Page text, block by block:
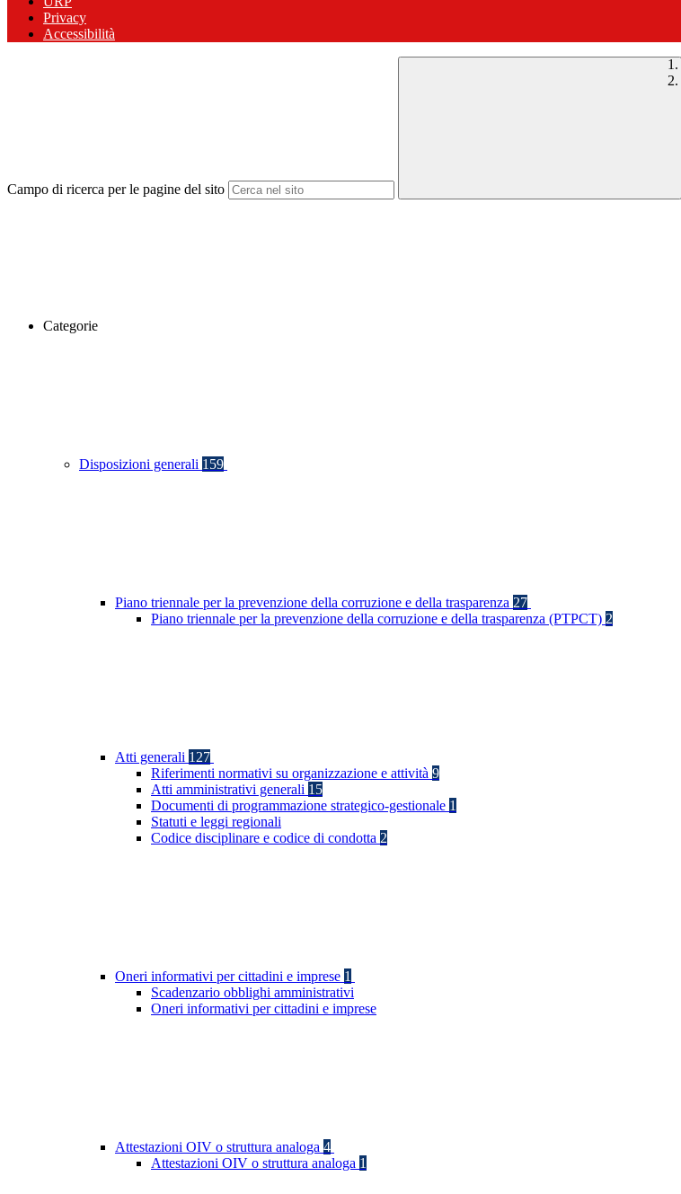
Privacy
Accessibilità
Campo di ricerca per le pagine del sito
Categorie
Disposizioni generali 159
Piano triennale per la prevenzione della corruzione e della trasparenza 27
Piano triennale per la prevenzione della corruzione e della trasparenza (PTPCT) 2
Atti generali 127
Riferimenti normativi su organizzazione e attività 9
Atti amministrativi generali 15
Documenti di programmazione strategico-gestionale 1
Statuti e leggi regionali
Codice disciplinare e codice di condotta 2
Oneri informativi per cittadini e imprese 1
Scadenzario obblighi amministrativi
Oneri informativi per cittadini e imprese
Attestazioni OIV o struttura analoga 4
Attestazioni OIV o struttura analoga 1